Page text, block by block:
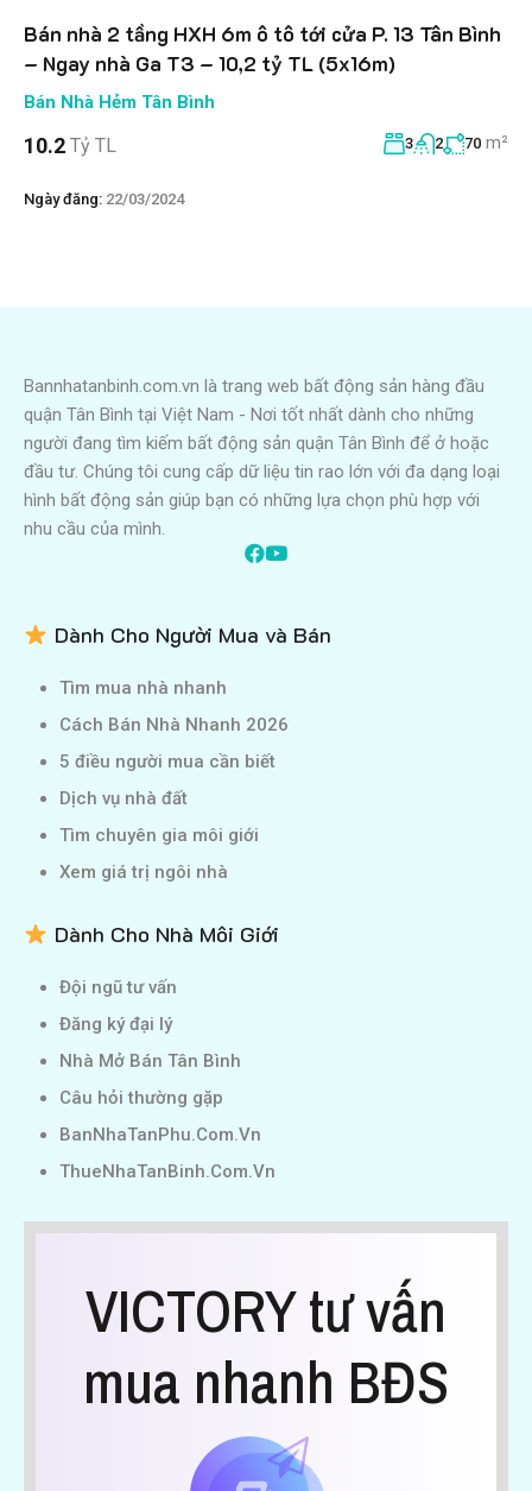
Bán nhà 2 tầng HXH 6m ô tô tới cửa P. 13 Tân Bình
– Ngay nhà Ga T3 – 10,2 tỷ TL (5x16m)
Bán Nhà Hẻm Tân Bình
10.2 Tỷ TL 3 2 70 m²
Ngày đăng: 22/03/2024
Bannhatanbinh.com.vn là trang web bất động sản hàng đầu
quận Tân Bình tại Việt Nam - Nơi tốt nhất dành cho những
người đang tìm kiếm bất động sản quận Tân Bình để ở hoặc
đầu tư. Chúng tôi cung cấp dữ liệu tin rao lớn với đa dạng loại
hình bất động sản giúp bạn có những lựa chọn phù hợp với
nhu cầu của mình.
Dành Cho Người Mua và Bán
Tìm mua nhà nhanh
Cách Bán Nhà Nhanh 2026
5 điều người mua cần biết
Dịch vụ nhà đất
Tìm chuyên gia môi giới
Xem giá trị ngôi nhà
Dành Cho Nhà Môi Giới
Đội ngũ tư vấn
Đăng ký đại lý
Nhà Mở Bán Tân Bình
Câu hỏi thường gặp
BanNhaTanPhu.Com.Vn
ThueNhaTanBinh.Com.Vn
VICTORY tư vấn
mua nhanh BĐS